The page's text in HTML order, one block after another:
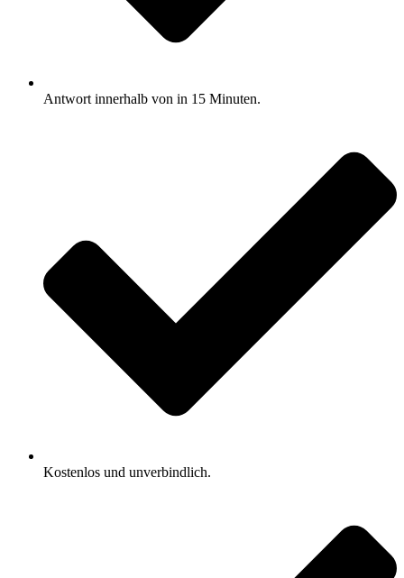
Antwort innerhalb von in 15 Minuten.
Kostenlos und unverbindlich.